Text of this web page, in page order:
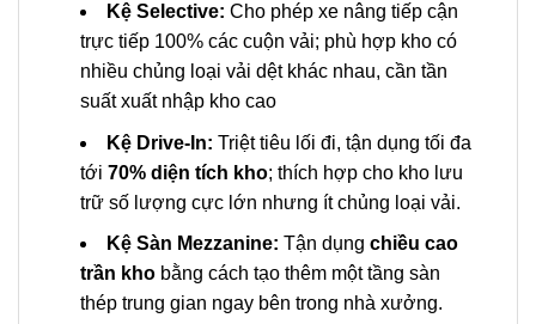
Kệ Selective: Cho phép xe nâng tiếp cận
trực tiếp 100% các cuộn vải; phù hợp kho có
nhiều chủng loại vải dệt khác nhau, cần tần
suất xuất nhập kho cao
Kệ Drive-In: Triệt tiêu lối đi, tận dụng tối đa
tới 70% diện tích kho; thích hợp cho kho lưu
trữ số lượng cực lớn nhưng ít chủng loại vải.
Kệ Sàn Mezzanine: Tận dụng chiều cao
trần khobằng cách tạo thêm một tầng sàn
thép trung gian ngay bên trong nhà xưởng.